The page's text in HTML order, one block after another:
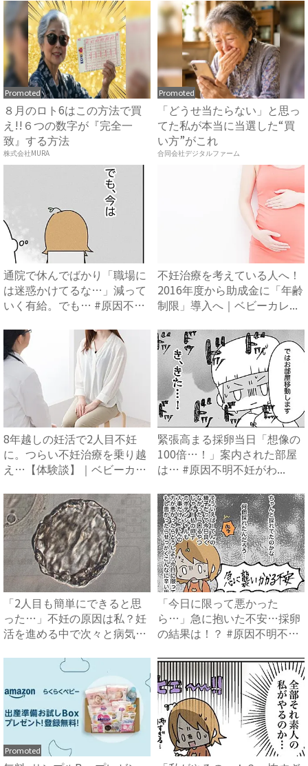
Promoted
８月のロト6はこの方法で買
え!!６つの数字が『完全一
致』する方法
株式会社MURA
Promoted
「どうせ当たらない」と思っ
てた私が本当に当選した“買
い方”がこれ
合同会社デジタルファーム
通院で休んでばかり「職場に
は迷惑かけてるな…」減って
いく有給。でも… #原因不
不妊治療を考えている人へ！
2016年度から助成金に「年齢
制限」導入へ｜ベビーカレ...
8年越しの妊活で2人目不妊
に。つらい不妊治療を乗り越
え…【体験談】｜ベビーカレ
緊張高まる採卵当日「想像の
100倍…！」案内された部屋
は… #原因不明不妊がわ...
「2人目も簡単にできると思
った…」不妊の原因は私？妊
活を進める中で次々と病気が
「今日に限って悪かった
ら…」急に抱いた不安…採卵
の結果は！？ #原因不明不妊
Promoted